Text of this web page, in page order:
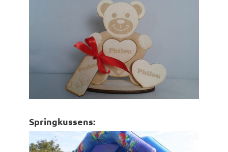
Springkussens: